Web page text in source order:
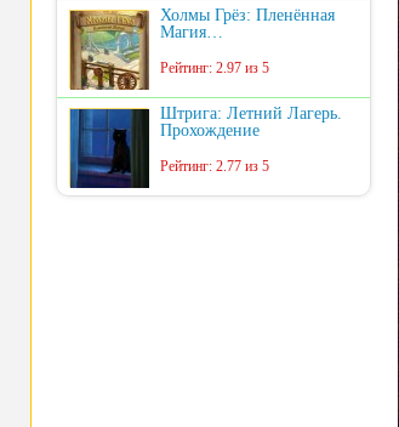
Холмы Грёз: Пленённая
Магия…
Рейтинг: 2.97 из 5
Штрига: Летний Лагерь.
Прохождение
Рейтинг: 2.77 из 5